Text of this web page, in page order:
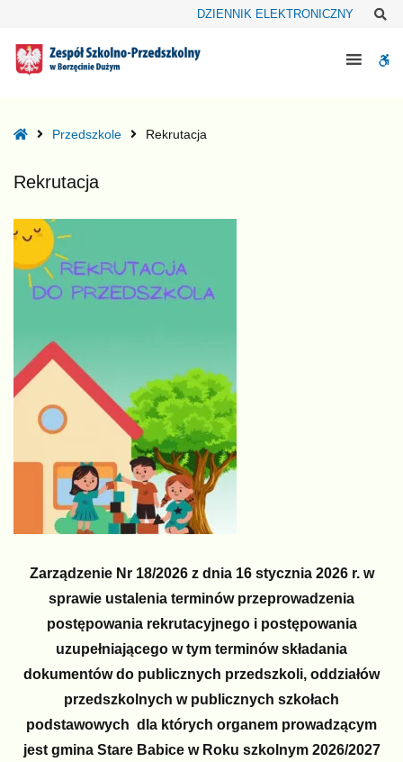
DZIENNIK ELEKTRONICZNY
HomePrzedszkole Rekrutacja
Rekrutacja
Zarządzenie Nr 18/2026 z dnia 16 stycznia 2026 r. w
sprawie ustalenia terminów przeprowadzenia
postępowania rekrutacyjnego i postępowania
uzupełniającego w tym terminów składania
dokumentów do publicznych przedszkoli, oddziałów
przedszkolnych w publicznych szkołach
podstawowych dla których organem prowadzącym
jest gmina Stare Babice w Roku szkolnym 2026/2027